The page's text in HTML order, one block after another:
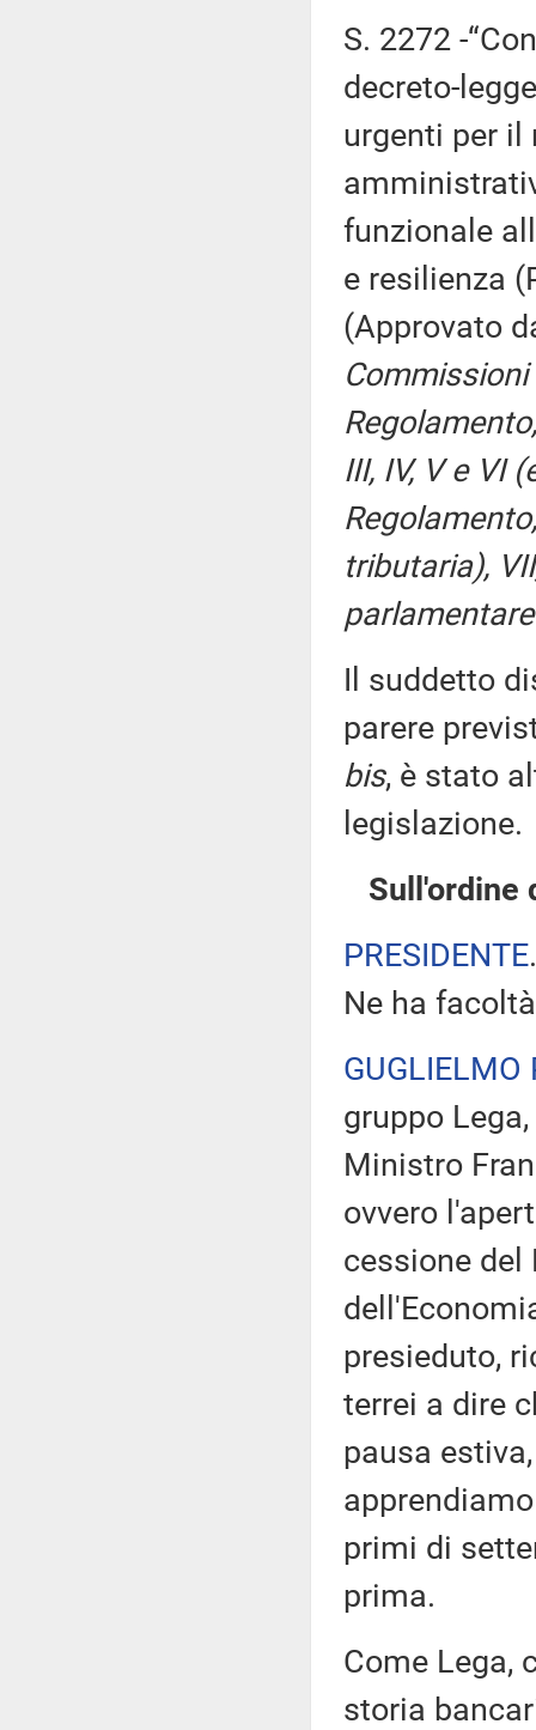
S. 2272 -
decreto-
urgenti per il
funzionale
e resilienza
(Approvato
III, IV, V e VI
tributaria),
Il suddetto
parere
bis, è stato
legislazione.
Sull'ordine
PRESIDENTE
Ne ha
GUGLIELMO
gruppo
Ministro
ovvero
cessione
presieduto,
terrei a dire
pausa
primi di
prima.
Come Lega,
storia